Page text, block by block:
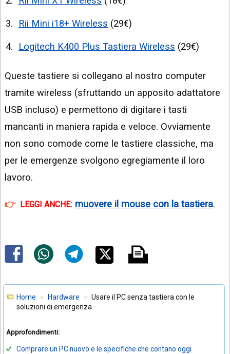
Rii Mini i18+ Wireless (29€)
Logitech K400 Plus Tastiera Wireless (29€)
Queste tastiere si collegano al nostro computer
tramite wireless (sfruttando un apposito adattatore
USB incluso) e permettono di digitare i tasti
mancanti in maniera rapida e veloce. Ovviamente
non sono comode come le tastiere classiche, ma
per le emergenze svolgono egregiamente il loro
lavoro.
LEGGI ANCHE: muovere il mouse con la tastiera.
Home Hardware
Usare il PC senza tastiera con le
soluzioni di emergenza
Approfondimenti:
Comprare un PC nuovo e le specifiche che contano oggi